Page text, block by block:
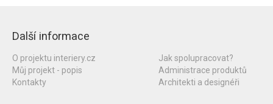
Další informace
O projektu interiery.cz
Můj projekt - popis
Kontakty
Jak spolupracovat?
Administrace produktů
Architekti a designéři